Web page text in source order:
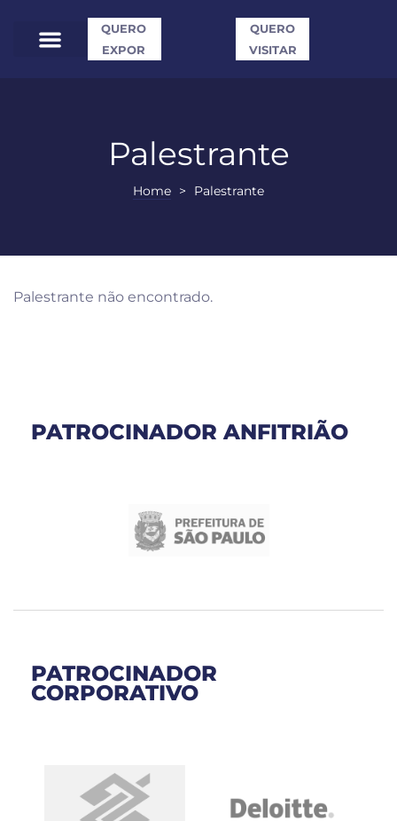
QUERO
EXPOR
QUERO
VISITAR
Palestrante
Home > Palestrante
Palestrante não encontrado.
PATROCINADOR ANFITRIÃO
PATROCINADOR
CORPORATIVO